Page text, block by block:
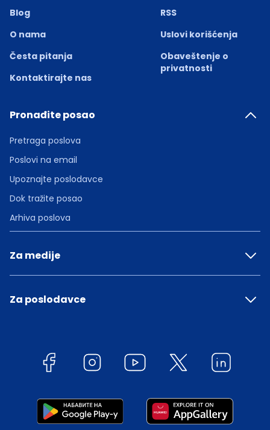
Blog
O nama
Česta pitanja
Kontaktirajte nas
RSS
Uslovi korišćenja
Obaveštenje o
privatnosti
Pronađite posao
Pretraga poslova
Poslovi na email
Upoznajte poslodavce
Dok tražite posao
Arhiva poslova
Za medije
Za poslodavce